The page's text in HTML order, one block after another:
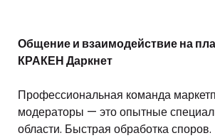
Общение и взаимодействие на
КРАКЕН Даркнет
Профессиональная команда
модераторы — это опытные
области. Быстрая обработка споров.